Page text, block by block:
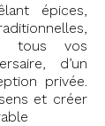
épices,
tous vos
d’un
privée.
et créer